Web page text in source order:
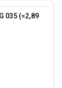
035 (=2,89